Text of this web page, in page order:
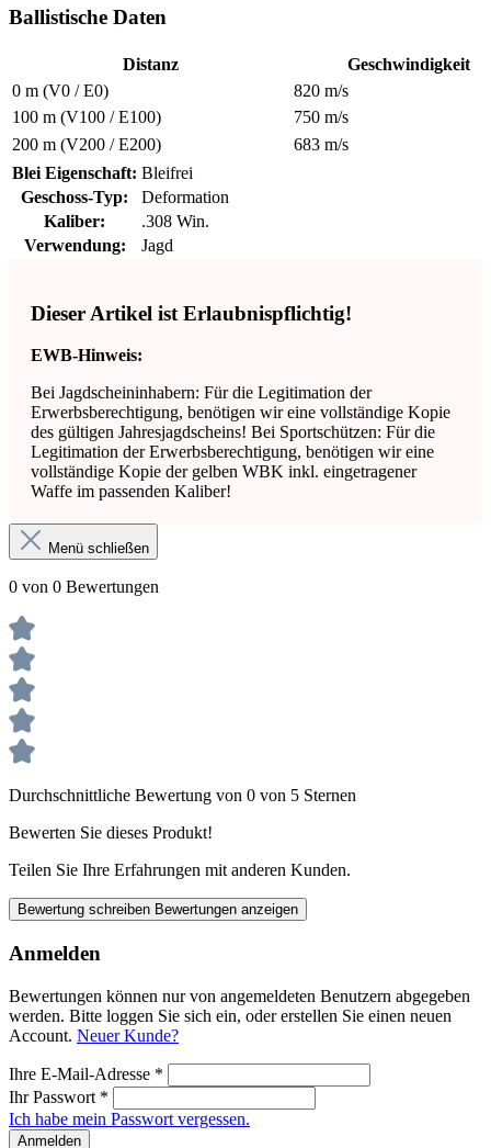
Ballistische Daten
Distanz
Geschwindigkeit
0 m (V0 / E0)
820 m/s
100 m (V100 / E100)
750 m/s
200 m (V200 / E200)
683 m/s
Blei Eigenschaft: Bleifrei
Geschoss-Typ:
Deformation
Kaliber:
.308 Win.
Verwendung:
Jagd
Dieser Artikel ist Erlaubnispflichtig!
EWB-Hinweis:
Bei Jagdscheininhabern: Für die Legitimation der
Erwerbsberechtigung, benötigen wir eine vollständige Kopie
des gültigen Jahresjagdscheins! Bei Sportschützen: Für die
Legitimation der Erwerbsberechtigung, benötigen wir eine
vollständige Kopie der gelben WBK inkl. eingetragener
Waffe im passenden Kaliber!
Menü schließen
0 von 0 Bewertungen
Durchschnittliche Bewertung von 0 von 5 Sternen
Bewerten Sie dieses Produkt!
Teilen Sie Ihre Erfahrungen mit anderen Kunden.
Bewertung schreiben Bewertungen anzeigen
Anmelden
Bewertungen können nur von angemeldeten Benutzern abgegeben
werden. Bitte loggen Sie sich ein, oder erstellen Sie einen neuen
Account. Neuer Kunde?
Ihre E-Mail-Adresse *
Ihr Passwort *
Ich habe mein Passwort vergessen.
Anmelden